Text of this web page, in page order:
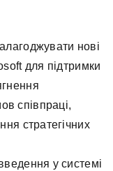
нові
для підтримки
співпраці,
стратегічних
у системі